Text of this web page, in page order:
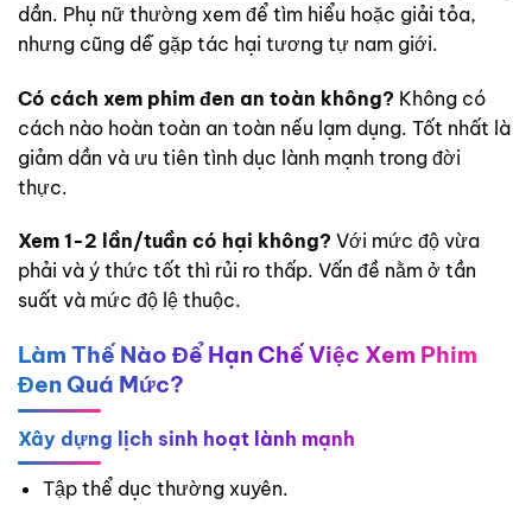
dần. Phụ nữ thường xem để tìm hiểu hoặc giải tỏa,
nhưng cũng dễ gặp tác hại tương tự nam giới.
Có cách xem phim đen an toàn không? Không có
cách nào hoàn toàn an toàn nếu lạm dụng. Tốt nhất là
giảm dần và ưu tiên tình dục lành mạnh trong đời
thực.
Xem 1-2 lần/tuần có hại không? Với mức độ vừa
phải và ý thức tốt thì rủi ro thấp. Vấn đề nằm ở tần
suất và mức độ lệ thuộc.
Làm Thế Nào Để Hạn Chế Việc Xem Phim
Đen Quá Mức?
Xây dựng lịch sinh hoạt lành mạnh
Tập thể dục thường xuyên.